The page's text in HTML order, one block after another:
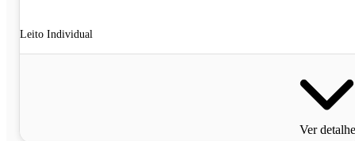
Leito Individual
Ver